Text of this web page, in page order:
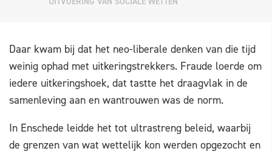
Daar kwam bij dat het neo-liberale denken van die tijd
weinig ophad met uitkeringstrekkers. Fraude loerde om
iedere uitkeringshoek, dat tastte het draagvlak in de
samenleving aan en wantrouwen was de norm.
In Enschede leidde het tot ultrastreng beleid, waarbij
de grenzen van wat wettelijk kon werden opgezocht en